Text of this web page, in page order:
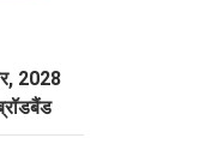
2028